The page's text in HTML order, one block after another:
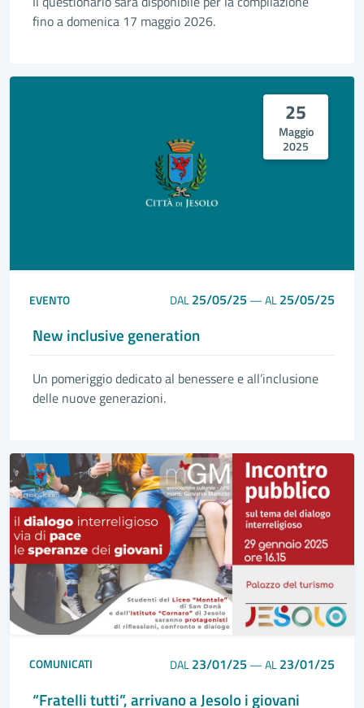
fino a domenica 17 maggio 2026.
25
Maggio
2025
EVENTO DAL25/05/25 —AL25/05/25
New inclusive generation
Un pomeriggio dedicato al benessere e all’inclusione
delle nuove generazioni.
COMUNICATI DAL23/01/25 —AL23/01/25
“Fratelli tutti”, arrivano a Jesolo i giovani